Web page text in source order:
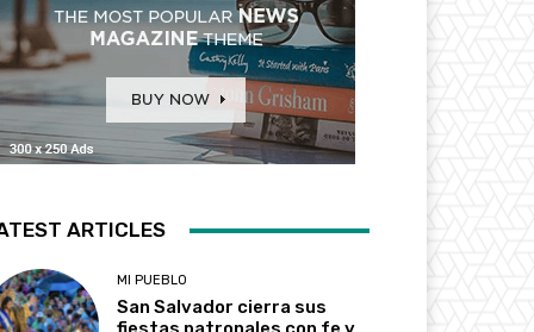
ARTICLES
MI PUEBLO
San Salvador cierra sus